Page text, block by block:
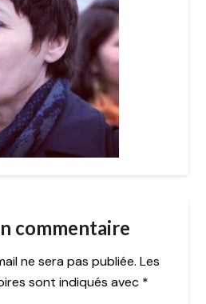
commentaire
ne sera pas publiée. Les
sont indiqués avec *